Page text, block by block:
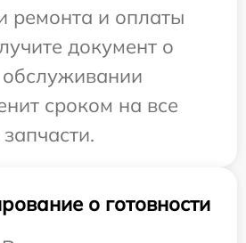
ремонта и оплаты
документ о
сроком на все
о готовности